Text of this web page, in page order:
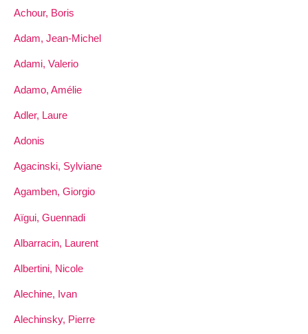
Achour, Boris
Adam, Jean-Michel
Adami, Valerio
Adamo, Amélie
Adler, Laure
Adonis
Agacinski, Sylviane
Agamben, Giorgio
Aïgui, Guennadi
Albarracin, Laurent
Albertini, Nicole
Alechine, Ivan
Alechinsky, Pierre